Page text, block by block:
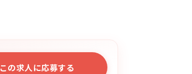
この求人に応募する